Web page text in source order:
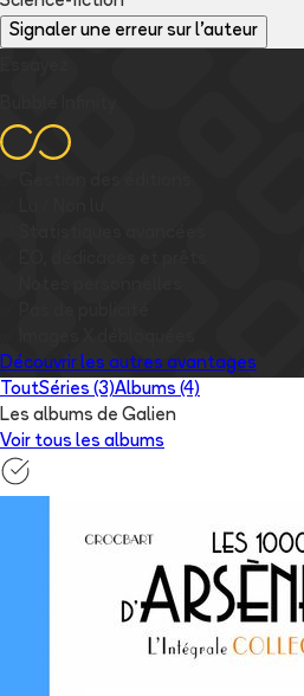
Signaler une erreur sur l'auteur
Découvrir les autres avantages
ToutSéries (3)Albums (4)
Les albums de Galien
Voir tous les albums